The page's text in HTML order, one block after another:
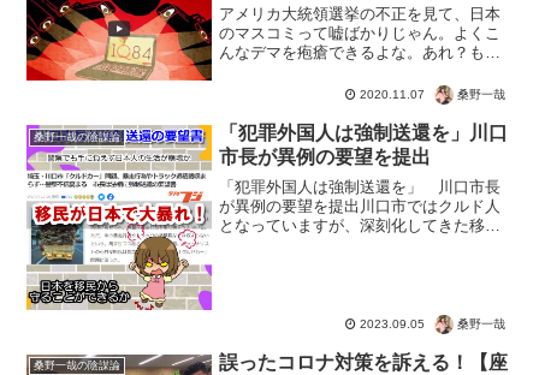
アメリカ大統領選挙の不正を見て、日本
のマスコミって嘘ばかりじゃん。よくこ
んなデマを疱瘡できるよな。あれ？もし
タ？と、覚醒しつつある方のための動画♪
笑って見られればコロナ脳が官界したと
考えてよいでしょう。こ...
2020.11.07 桑野一哉
桑野一哉の陰謀論
「犯罪外国人は強制送還を」川口
市長が異例の要望を提出
「犯罪外国人は強制送還を」 川口市長
が異例の要望を提出川口市ではクルド人
となっていますが、深刻化してきた移民
2023.09.05 桑野一哉
桑野一哉の陰謀論
誤ったコロナ対策を訴える！【座